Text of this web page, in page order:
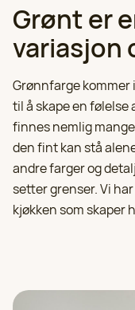
Grønt er
variasjon
Grønnfarge kommer
til å skape en
finnes nemlig
den fint kan stå
andre farger og
setter grenser. Vi
kjøkken som skaper